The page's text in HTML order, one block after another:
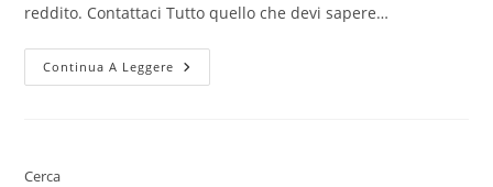
reddito. Contattaci Tutto quello che devi sapere…
Continua A Leggere
Cerca